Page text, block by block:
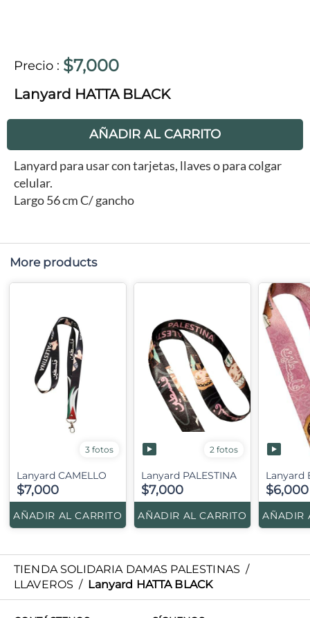
Precio : $7,000
Lanyard HATTA BLACK
AÑADIR AL CARRITO
Lanyard para usar con tarjetas, llaves o para colgar
celular.
Largo 56 cm C/ gancho
More products
3 fotos
Lanyard CAMELLO
$7,000
AÑADIR AL CARRITO
2 fotos
Lanyard PALESTINA
$7,000
AÑADIR AL CARRITO
Lanyard
$6,000
AÑADIR
TIENDA SOLIDARIA DAMAS PALESTINAS /
LLAVEROS / Lanyard HATTA BLACK